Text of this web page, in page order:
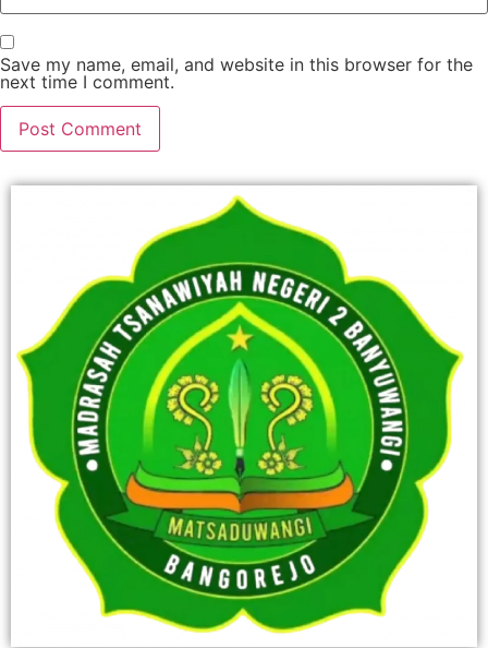
Save my name, email, and website in this browser for the
next time I comment.